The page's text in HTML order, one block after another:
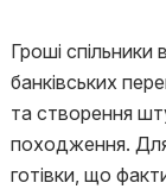
Гроші
банківських
та створення
походження.
готівки, що